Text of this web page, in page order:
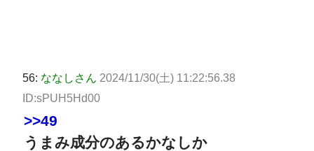
56: ななしさん 2024/11/30(土) 11:22:56.38
ID:sPUH5Hd00
>>49
うまみ成分のあるかなしか